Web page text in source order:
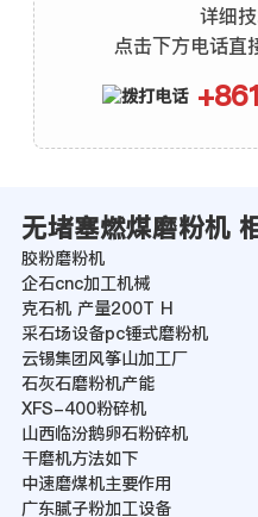
详细
点击下方电话直
无堵塞燃煤磨粉机
胶粉磨粉机
企石cnc加工机械
克石机 产量200T H
采石场设备pc锤式磨粉机
云锡集团风筝山加工厂
石灰石磨粉机产能
XFS-400粉碎机
山西临汾鹅卵石粉碎机
干磨机方法如下
中速磨煤机主要作用
广东腻子粉加工设备